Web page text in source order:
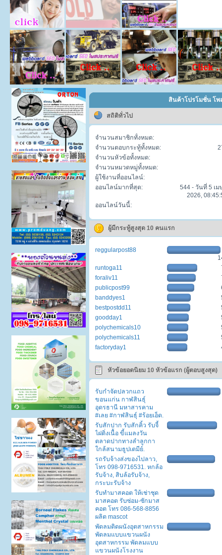
สินค้าโปรโมชั่น โพ
สถิติทั่วไป
จำนวนสมาชิกทั้งหมด:
จำนวนตอบกระทู้ทั้งหมด:
จำนวนหัวข้อทั้งหมด:
จำนวนหมวดหมู่ทั้งหมด:
ผู้ใช้งานที่ออนไลน์:
ออนไลน์มากที่สุด:
544 - วันที่ 5 เ
2026,
ออนไลน์วันนี้:
ผู้มีกระทู้สูงสุด 10 คนแรก
reggularpost88
runtoga11
foraliv11
publicpost99
banddyes1
bestpostdd11
goodday1
polychemicals10
polychemicals11
factoryday1
หัวข้อยอดนิยม 10 หัวข้อแรก (ผู้ตอบสูงสุด)
รับกำจัดปลวกแถว
ขอนแก่น กาฬสินธุ์
อุดรธานี มหาสารคาม
#เลย #กาฬสินธุ์ #ร้อยเอ็ด.
รับสักปาก รับสักคิ้ว รับจี้
ไฝติ่งเนื้อ ขี้แมลงวัน
ตลาดปากทางลำลูกกา
ใกล้สนามธูปเตมีย์.
รถรับจ้างส่งของไปลาว,
โทร 098-9716531. หกล้อ
รับจ้าง, สิบล้อรับจ้าง,
กระบะรับจ้าง
รับทำมาสคอต ให้เช่าชุด
มาสคอต รับซ่อม-ซักมาส
คอต โทร 086-568-8856
ผลิต mascot
พัดลมติดผนังอุตสาหกรรม
พัดลมแบบแขวนผนัง
อุตสาหกรรม พัดลมแบบ
แขวนผนังโรงงาน